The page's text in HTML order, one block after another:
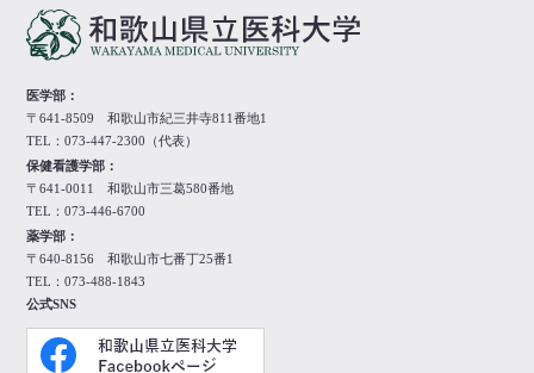
医学部：
〒641-8509 和歌山市紀三井寺811番地1
TEL：073-447-2300（代表）
保健看護学部：
〒641-0011 和歌山市三葛580番地
TEL：073-446-6700
薬学部：
〒640-8156 和歌山市七番丁25番1
TEL：073-488-1843
公式SNS